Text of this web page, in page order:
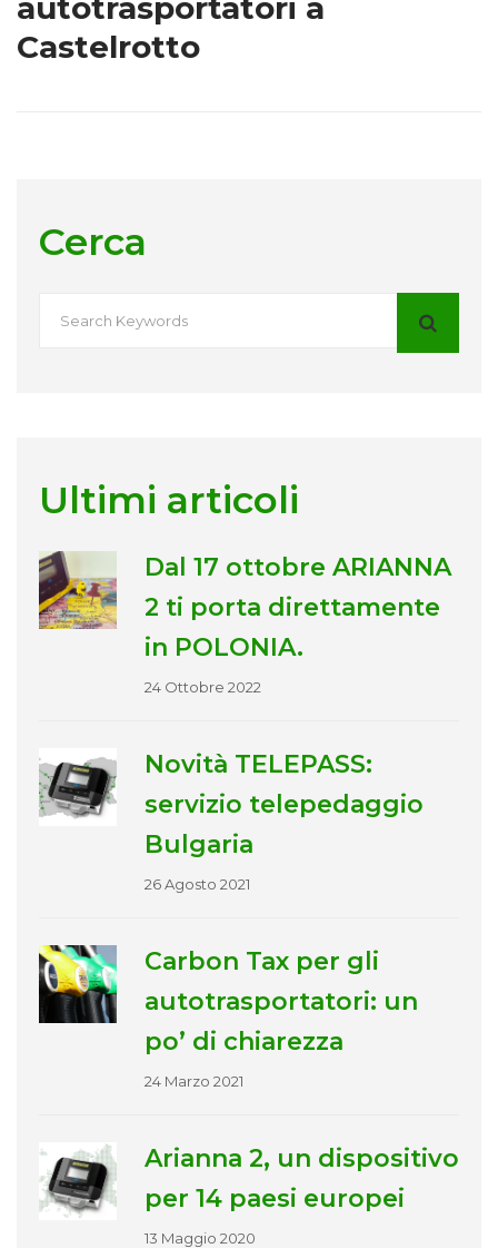
Castelrotto
Cerca
Ultimi articoli
Dal 17 ottobre ARIANNA
2 ti porta direttamente
in POLONIA.
24 Ottobre 2022
Novità TELEPASS:
servizio telepedaggio
Bulgaria
26 Agosto 2021
Carbon Tax per gli
autotrasportatori: un
po’ di chiarezza
24 Marzo 2021
Arianna 2, un dispositivo
per 14 paesi europei
13 Maggio 2020